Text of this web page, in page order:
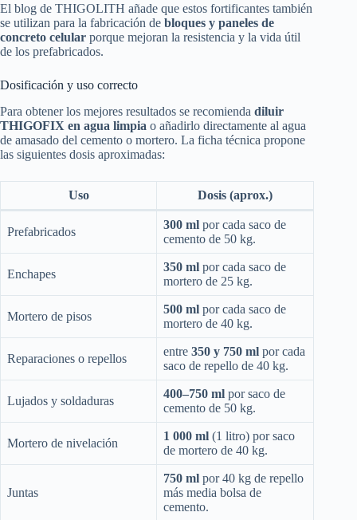
El blog de THIGOLITH añade que estos fortificantes también
se utilizan para la fabricación de bloques y paneles de
concreto celular porque mejoran la resistencia y la vida útil
de los prefabricados.
Dosificación y uso correcto
Para obtener los mejores resultados se recomienda diluir
THIGOFIX en agua limpia o añadirlo directamente al agua
de amasado del cemento o mortero. La ficha técnica propone
las siguientes dosis aproximadas:
Uso Dosis (aprox.)
Prefabricados
300 ml por cada saco de
cemento de 50 kg.
Enchapes
350 ml por cada saco de
mortero de 25 kg.
Mortero de pisos
500 ml por cada saco de
mortero de 40 kg.
Reparaciones o repellos
entre 350 y 750 ml por cada
saco de repello de 40 kg.
Lujados y soldaduras
400–750 ml por saco de
cemento de 50 kg.
Mortero de nivelación
1 000 ml (1 litro) por saco
de mortero de 40 kg.
Juntas
750 ml por 40 kg de repello
más media bolsa de
cemento.